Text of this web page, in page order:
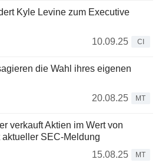
Kyle Levine zum Executive
10.09.25
CI
die Wahl ihres eigenen
20.08.25
MT
verkauft Aktien im Wert von
SEC-Meldung
15.08.25
MT